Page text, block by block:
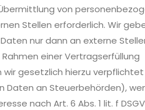
von
Stellen erforderlich. Wir
nur dann an externe
einer Vertragserfüllung
wir gesetzlich hierzu
Daten an Steuerbehörden),
nach Art. 6 Abs. 1 lit. f